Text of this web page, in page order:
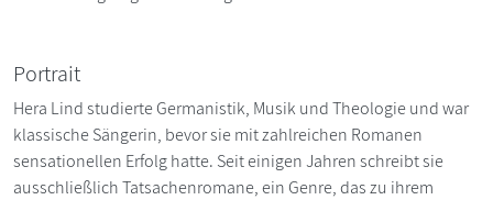
Portrait
Hera Lind studierte Germanistik, Musik und Theologie und war
klassische Sängerin, bevor sie mit zahlreichen Romanen
sensationellen Erfolg hatte. Seit einigen Jahren schreibt sie
ausschließlich Tatsachenromane, ein Genre, das zu ihrem